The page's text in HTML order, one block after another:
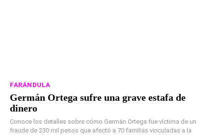
FARÁNDULA
Germán Ortega sufre una grave estafa de
dinero
Conoce los detalles sobre cómo Germán Ortega fue víctima de un
fraude de 230 mil pesos que afectó a 70 familias vinculadas a la